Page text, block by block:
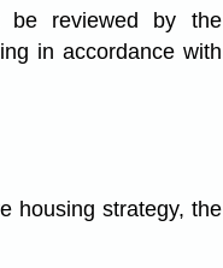
be reviewed by the
in accordance with
housing strategy, the